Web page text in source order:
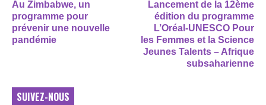
Au Zimbabwe, un
programme pour
prévenir une nouvelle
pandémie
Lancement de la 12ème
édition du programme
L’Oréal-UNESCO Pour
les Femmes et la Science
Jeunes Talents – Afrique
subsaharienne
SUIVEZ-NOUS